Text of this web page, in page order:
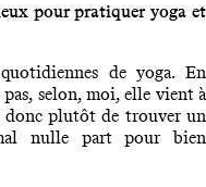
pour pratiquer yoga et
de yoga. En
selon, moi, elle vient à
donc plutôt de trouver un
nulle part pour bien